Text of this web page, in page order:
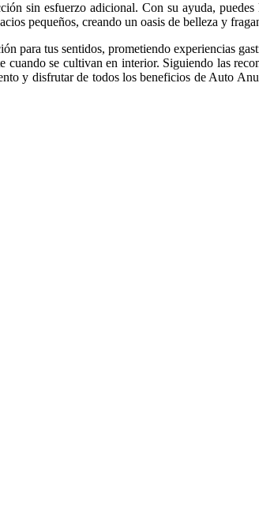
sin esfuerzo adicional. Con su ayuda,
pequeños, creando un oasis de belleza y
para tus sentidos, prometiendo experiencias
se cultivan en interior. Siguiendo las
y disfrutar de todos los beneficios de Auto